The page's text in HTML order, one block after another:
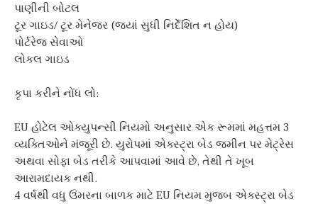
પાણીની બોટલ
ટૂર ગાઇડ/ ટૂર મેનેજર (જ્યાં સુધી નિર્દેશિત ન હોય)
પોર્ટરેજ સેવાઓ
લોકલ ગાઇડ
કૃપા કરીને નોંધ લો:
EU હોટેલ ઓક્યુપન્સી નિયમો અનુસાર એક રૂમમાં મહત્તમ 3
વ્યક્તિઓને મંજૂરી છે. યુરોપમાં એક્સ્ટ્રા બેડ જમીન પર મેટ્રેસ
અથવા સોફા બેડ તરીકે આપવામાં આવે છે, તેથી તે ખૂબ
આરામદાયક નથી.
4 વર્ષથી વધુ ઉંમરના બાળક માટે EU નિયમ મુજબ એક્સ્ટ્રા બેડ